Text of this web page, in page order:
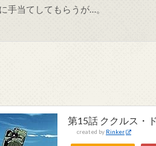
手当てしてもらうが…。
第15話 ククルス・
created by Rinker